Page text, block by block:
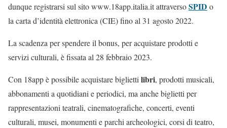
dunque registrarsi sul sito www.18app.italia.it attraversoSPID o
la carta d’identità elettronica (CIE) fino al 31 agosto 2022.
La scadenza per spendere il bonus, per acquistare prodotti e
servizi culturali, è fissata al 28 febbraio 2023.
Con 18app è possibile acquistare bigliettilibri, prodotti musicali,
abbonamenti a quotidiani e periodici, ma anche biglietti per
rappresentazioni teatrali, cinematografiche, concerti, eventi
culturali, musei, monumenti e parchi archeologici, corsi di teatro,